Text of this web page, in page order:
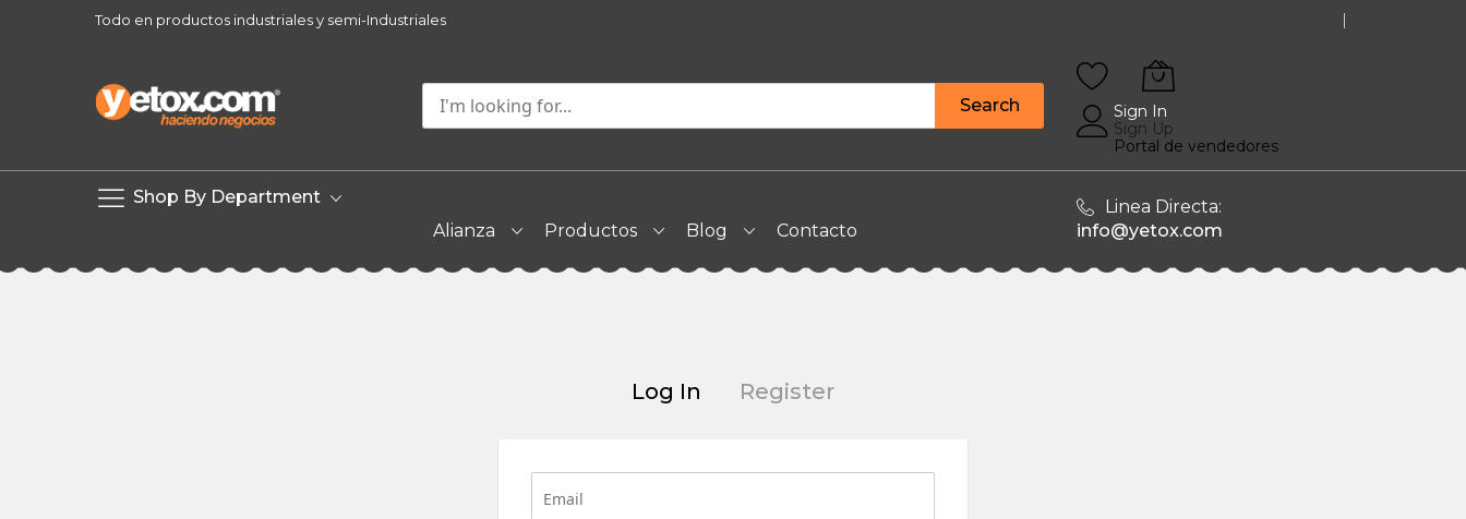
Todo en productos industriales y semi-Industriales
Shop By Department
Search
Sign In
Sign Up
Portal de vendedores
Alianza Productos Blog Contacto
Linea Directa:
info@yetox.com
Skip
Log In Register